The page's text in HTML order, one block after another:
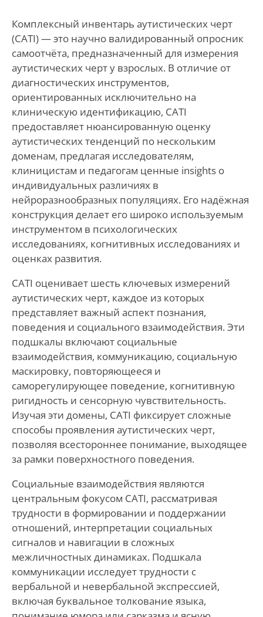
Комплексный инвентарь аутистических черт
(CATI) — это научно валидированный опросник
самоотчёта, предназначенный для измерения
аутистических черт у взрослых. В отличие от
диагностических инструментов,
ориентированных исключительно на
клиническую идентификацию, CATI
предоставляет нюансированную оценку
аутистических тенденций по нескольким
доменам, предлагая исследователям,
клиницистам и педагогам ценные insights о
индивидуальных различиях в
нейроразнообразных популяциях. Его надёжная
конструкция делает его широко используемым
инструментом в психологических
исследованиях, когнитивных исследованиях и
оценках развития.
CATI оценивает шесть ключевых измерений
аутистических черт, каждое из которых
представляет важный аспект познания,
поведения и социального взаимодействия. Эти
подшкалы включают социальные
взаимодействия, коммуникацию, социальную
маскировку, повторяющееся и
саморегулирующее поведение, когнитивную
ригидность и сенсорную чувствительность.
Изучая эти домены, CATI фиксирует сложные
способы проявления аутистических черт,
позволяя всестороннее понимание, выходящее
за рамки поверхностного поведения.
Социальные взаимодействия являются
центральным фокусом CATI, рассматривая
трудности в формировании и поддержании
отношений, интерпретации социальных
сигналов и навигации в сложных
межличностных динамиках. Подшкала
коммуникации исследует трудности с
вербальной и невербальной экспрессией,
включая буквальное толкование языка,